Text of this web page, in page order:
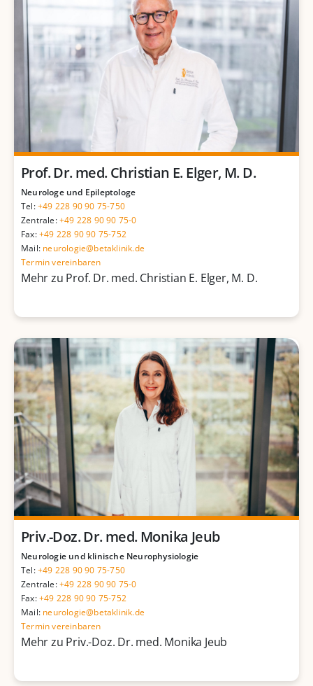
Prof. Dr. med. Christian E. Elger, M. D.
Neurologe und Epileptologe
Tel:+49 228 90 90 75-750
Zentrale:+49 228 90 90 75-0
Fax:+49 228 90 90 75-752
Mail: neurologie@betaklinik.de
Termin vereinbaren
Mehr zu Prof. Dr. med. Christian E. Elger, M. D.
Priv.-Doz. Dr. med. Monika Jeub
Neurologie und klinische Neurophysiologie
Tel:+49 228 90 90 75-750
Zentrale:+49 228 90 90 75-0
Fax:+49 228 90 90 75-752
Mail: neurologie@betaklinik.de
Termin vereinbaren
Mehr zu Priv.-Doz. Dr. med. Monika Jeub